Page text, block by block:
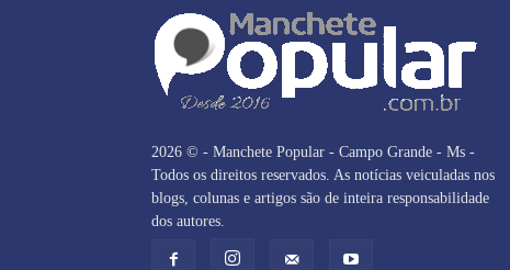
2026 © - Manchete Popular - Campo Grande - Ms -
Todos os direitos reservados. As notícias veiculadas nos
blogs, colunas e artigos são de inteira responsabilidade
dos autores.